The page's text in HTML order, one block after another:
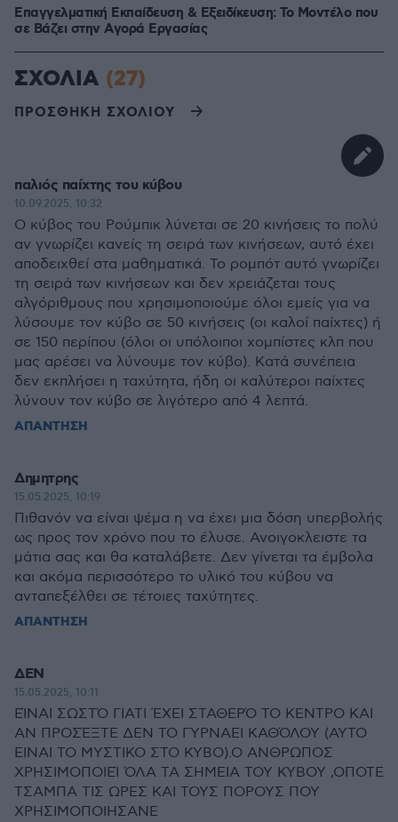
Επαγγελματική Εκπαίδευση & Εξειδίκευση: Το Mοντέλο που
σε Bάζει στην Aγορά Eργασίας
ΣΧΟΛΙΑ (27)
ΠΡΟΣΘΗΚΗ ΣΧΟΛΙΟΥ
παλιός παίχτης του κύβου
10.09.2025, 10:32
Ο κύβος του Ρούμπικ λύνεται σε 20 κινήσεις το πολύ
αν γνωρίζει κανείς τη σειρά των κινήσεων, αυτό έχει
αποδειχθεί στα μαθηματικά. Το ρομπότ αυτό γνωρίζει
τη σειρά των κινήσεων και δεν χρειάζεται τους
αλγόριθμους που χρησιμοποιούμε όλοι εμείς για να
λύσουμε τον κύβο σε 50 κινήσεις (οι καλοί παίχτες) ή
σε 150 περίπου (όλοι οι υπόλοιποι χομπίστες κλπ που
μας αρέσει να λύνουμε τον κύβο). Κατά συνέπεια
δεν εκπλήσει η ταχύτητα, ήδη οι καλύτεροι παίχτες
λύνουν τον κύβο σε λιγότερο από 4 λεπτά.
ΑΠΑΝΤΗΣΗ
Δημητρης
15.05.2025, 10:19
Πιθανόν να είναι ψέμα η να έχει μια δόση υπερβολής
ως προς τον χρόνο που το έλυσε. Ανοιγοκλειστε τα
μάτια σας και θα καταλάβετε. Δεν γίνεται τα έμβολα
και ακόμα περισσότερο το υλικό του κύβου να
ανταπεξέλθει σε τέτοιες ταχύτητες.
ΑΠΑΝΤΗΣΗ
ΔΕΝ
15.05.2025, 10:11
ΕΊΝΑΙ ΣΩΣΤΌ ΓΙΑΤΙ ΈΧΕΙ ΣΤΑΘΕΡΌ ΤΟ ΚΕΝΤΡΟ ΚΑΙ
ΑΝ ΠΡΟΣΈΞΤΕ ΔΕΝ ΤΟ ΓΥΡΝΑΕΙ ΚΑΘΌΛΟΥ (ΑΥΤΟ
ΕΙΝΑΙ ΤΟ ΜΥΣΤΙΚΟ ΣΤΟ ΚΥΒΟ).Ο ΑΝΘΡΩΠΟΣ
ΧΡΗΣΙΜΟΠΟΙΕΊ ΌΛΑ ΤΑ ΣΗΜΕΙΑ ΤΟΥ ΚΥΒΟΥ ,ΟΠΟΤΕ
ΤΣΑΜΠΑ ΤΙΣ ΩΡΕΣ ΚΑΙ ΤΟΥΣ ΠΟΡΟΥΣ ΠΟΥ
ΧΡΗΣΙΜΟΠΟΙΗΣΑΝΕ